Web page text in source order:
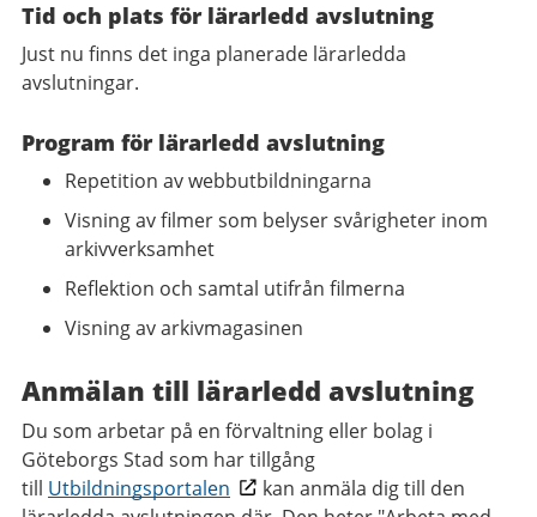
Tid och plats för lärarledd avslutning
Just nu finns det inga planerade lärarledda
avslutningar.
Program för lärarledd avslutning
Repetition av webbutbildningarna
Visning av filmer som belyser svårigheter inom
arkivverksamhet
Reflektion och samtal utifrån filmerna
Visning av arkivmagasinen
Anmälan till lärarledd avslutning
Du som arbetar på en förvaltning eller bolag i
Göteborgs Stad som har tillgång
till Utbildningsportalen
kan anmäla dig till den